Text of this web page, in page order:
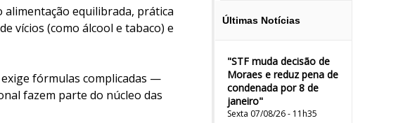
Últimas Notícias
"STF muda decisão de
Moraes e reduz pena de
condenada por 8 de
janeiro"
Sexta 07/08/26 - 11h35
alimentação equilibrada, prática
vícios (como álcool e tabaco) e
fórmulas complicadas —
fazem parte do núcleo das